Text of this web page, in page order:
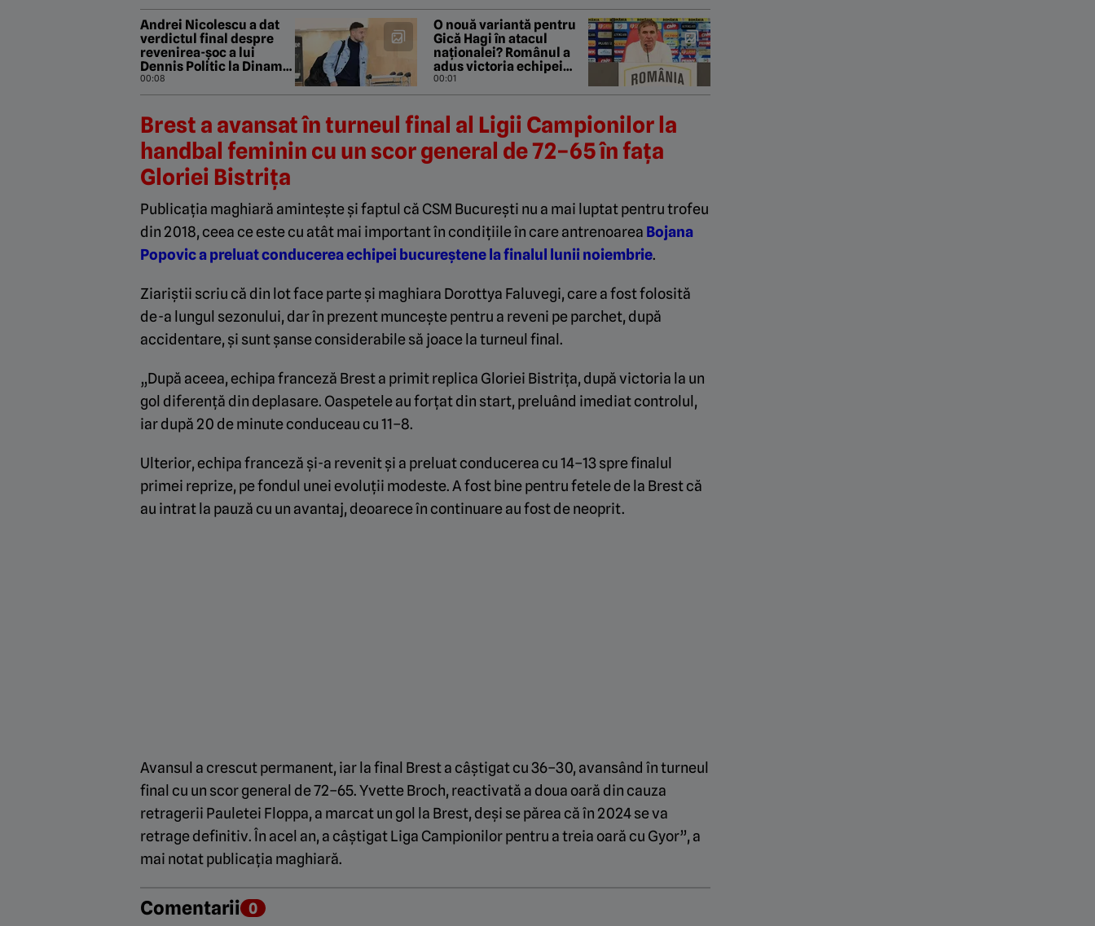
Andrei Nicolescu a dat
verdictul final despre
revenirea-șoc a lui
Dennis Politic la Dinamo:
„Asta vrem noi!”
00:08
O nouă variantă pentru
Gică Hagi în atacul
naționalei? Românul a
adus victoria echipei
sale în Europa League
00:01
Brest a avansat în turneul final al Ligii Campionilor la
handbal feminin cu un scor general de 72–65 în fața
Gloriei Bistrița
Publicația maghiară amintește și faptul că CSM București nu a mai luptat pentru trofeu
din 2018, ceea ce este cu atât mai important în condițiile în care antrenoarea Bojana
Popovic a preluat conducerea echipei bucureștene la finalul lunii noiembrie.
Ziariștii scriu că din lot face parte și maghiara Dorottya Faluvegi, care a fost folosită
de-a lungul sezonului, dar în prezent muncește pentru a reveni pe parchet, după
accidentare, și sunt șanse considerabile să joace la turneul final.
„După aceea, echipa franceză Brest a primit replica Gloriei Bistrița, după victoria la un
gol diferență din deplasare. Oaspetele au forțat din start, preluând imediat controlul,
iar după 20 de minute conduceau cu 11–8.
Ulterior, echipa franceză și-a revenit și a preluat conducerea cu 14–13 spre finalul
primei reprize, pe fondul unei evoluții modeste. A fost bine pentru fetele de la Brest că
au intrat la pauză cu un avantaj, deoarece în continuare au fost de neoprit.
Avansul a crescut permanent, iar la final Brest a câștigat cu 36–30, avansând în turneul
final cu un scor general de 72–65. Yvette Broch, reactivată a doua oară din cauza
retragerii Pauletei Floppa, a marcat un gol la Brest, deși se părea că în 2024 se va
retrage definitiv. În acel an, a câștigat Liga Campionilor pentru a treia oară cu Gyor”, a
mai notat publicația maghiară.
Comentarii 0